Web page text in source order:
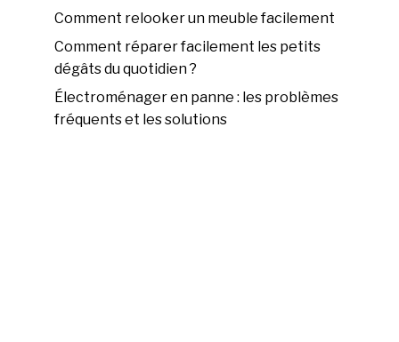
Comment relooker un meuble facilement
Comment réparer facilement les petits
dégâts du quotidien ?
Électroménager en panne : les problèmes
fréquents et les solutions